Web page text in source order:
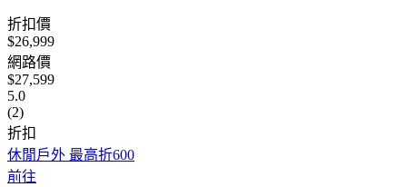
折扣價
$26,999
網路價
$27,599
5.0
(2)
折扣
休閒戶外 最高折600
前往